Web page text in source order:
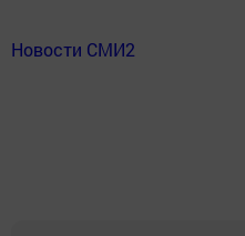
Новости СМИ2